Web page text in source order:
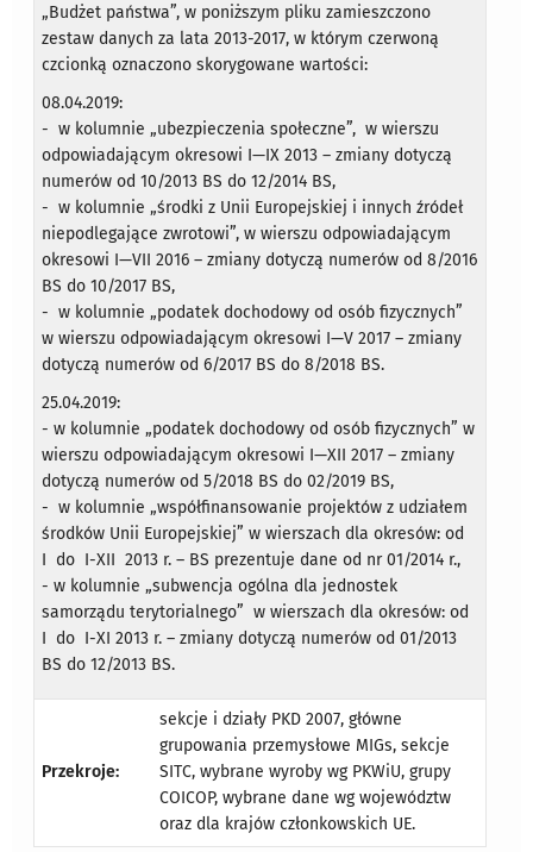
„Budżet państwa”, w poniższym pliku zamieszczono
zestaw danych za lata 2013-2017, w którym czerwoną
czcionką oznaczono skorygowane wartości:
08.04.2019:
- w kolumnie „ubezpieczenia społeczne”, w wierszu
odpowiadającym okresowi I—IX 2013 – zmiany dotyczą
numerów od 10/2013 BS do 12/2014 BS,
- w kolumnie „środki z Unii Europejskiej i innych źródeł
niepodlegające zwrotowi”, w wierszu odpowiadającym
okresowi I—VII 2016 – zmiany dotyczą numerów od 8/2016
BS do 10/2017 BS,
- w kolumnie „podatek dochodowy od osób fizycznych”
w wierszu odpowiadającym okresowi I—V 2017 – zmiany
dotyczą numerów od 6/2017 BS do 8/2018 BS.
25.04.2019:
- w kolumnie „podatek dochodowy od osób fizycznych” w
wierszu odpowiadającym okresowi I—XII 2017 – zmiany
dotyczą numerów od 5/2018 BS do 02/2019 BS,
- w kolumnie „współfinansowanie projektów z udziałem
środków Unii Europejskiej” w wierszach dla okresów: od
I do I-XII 2013 r. – BS prezentuje dane od nr 01/2014 r.,
- w kolumnie „subwencja ogólna dla jednostek
samorządu terytorialnego” w wierszach dla okresów: od
I do I-XI 2013 r. – zmiany dotyczą numerów od 01/2013
BS do 12/2013 BS.
Przekroje:
sekcje i działy PKD 2007, główne
grupowania przemysłowe MIGs, sekcje
SITC, wybrane wyroby wg PKWiU, grupy
COICOP, wybrane dane wg województw
oraz dla krajów członkowskich UE.